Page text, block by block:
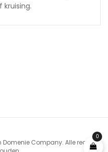
kruising.
Company. Alle rechten
0